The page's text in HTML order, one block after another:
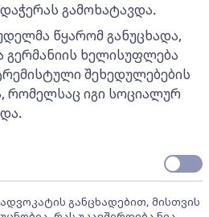
გამოხატავდა.
წყარომ განუცხადა,
გერმანიის ხელისუფლება
შეხედულებების
რომელსაც იგი სოციალურ
ადვოკატის განცხადებით, მისთვის